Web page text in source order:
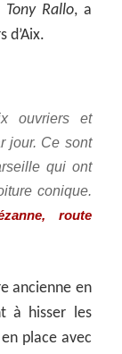
Tony Rallo, a
d’Aix.
ouvriers et
jour. Ce sont
qui ont
conique.
route
ancienne en
à hisser les
place avec